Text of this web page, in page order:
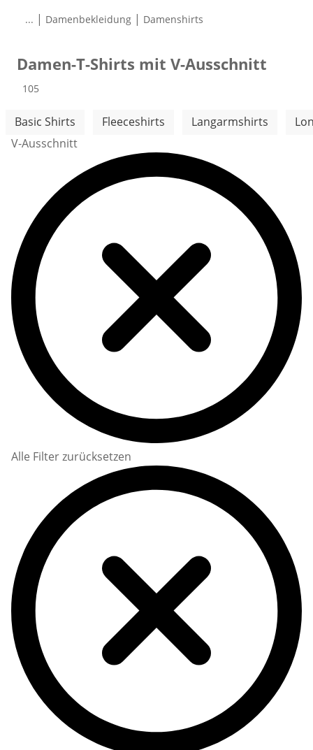
... | Damenbekleidung | Damenshirts
Damen-T-Shirts mit V-Ausschnitt
Produkte
105
Weitere Kategorien überspringen
Basic Shirts Fleeceshirts Langarmshirts
V-Ausschnitt
Alle Filter zurücksetzen